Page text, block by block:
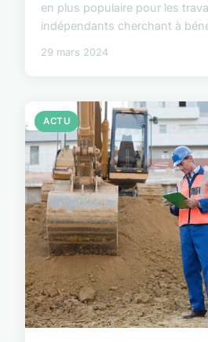
en plus populaire pour les
indépendants cherchant à
29 mars 2024
ACTU